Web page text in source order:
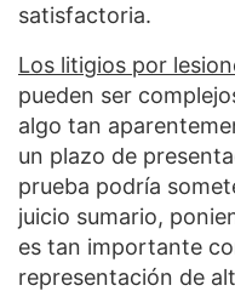
satisfactoria.
Los litigios por
pueden ser
algo tan
un plazo de
prueba podría
juicio sumario,
es tan importante
representación de